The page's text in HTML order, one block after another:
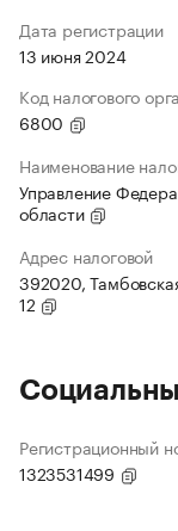
Дата регистрации
13 июня 2024
Код налогового
6800
Наименование
Управление
области
Адрес налоговой
392020,
12
Регистрационный
1323531499